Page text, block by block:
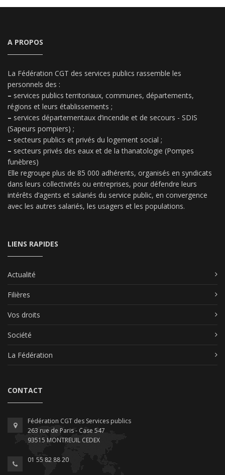
A PROPOS
La Fédération CGT des services publics rassemble les
personnels des :
– services publics territoriaux, communes, départements,
régions et leurs établissements ;
– services départementaux d’incendie et de secours - SDIS
(Sapeurs pompiers) ;
– secteurs publics et privés du logement social ;
– secteurs privés des eaux et de la thanatologie (Pompes
funèbres)
Elle regroupe plus de 85 000 adhérents, organisés en syndicats
dans leurs collectivités ou entreprises, pour défendre leurs
intérêts d’agents et salariés du service public, en convergence
avec les autres salariés, les usagers et les populations.
LIENS RAPIDES
Actualité
Filières
Vos droits
Société
La Fédération
CONTACT
Fédération CGT des Services publics
263 rue de Paris - Case 547
93515 MONTREUIL CEDEX
01 55 82 88 20